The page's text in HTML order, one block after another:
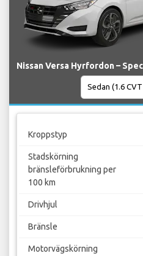
Nissan Versa Hyrfordon –
Kroppstyp
Stadskörning
bränsleförbrukning per
100 km
Drivhjul
Bränsle
Motorvägskörning